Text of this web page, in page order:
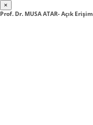
×
Prof. Dr. MUSA ATAR- Açık Erişim